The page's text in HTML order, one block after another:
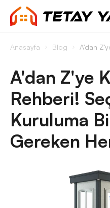
Anasayfa Blog A'dan
A'dan Z'ye
Rehberi!
Kuruluma
Gereken